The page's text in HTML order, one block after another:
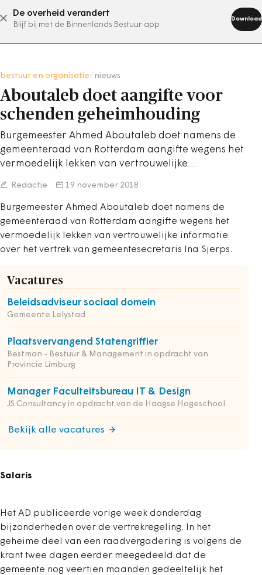
De overheid verandert
Blijf bij met de Binnenlands Bestuur app
Download
abonneer nu
bestuur en organisatie nieuws
Aboutaleb doet aangifte voor
schenden geheimhouding
Burgemeester Ahmed Aboutaleb doet namens de
gemeenteraad van Rotterdam aangifte wegens het
vermoedelijk lekken van vertrouwelijke…
Redactie 19 november 2018
Burgemeester Ahmed Aboutaleb doet namens de
gemeenteraad van Rotterdam aangifte wegens het
vermoedelijk lekken van vertrouwelijke informatie
over het vertrek van gemeentesecretaris Ina Sjerps.
Vacatures
Beleidsadviseur sociaal domein
Gemeente Lelystad
Plaatsvervangend Statengriffier
Bestman - Bestuur & Management in opdracht van
Provincie Limburg
Manager Faculteitsbureau IT & Design
JS Consultancy in opdracht van de Haagse Hogeschool
Bekijk alle vacatures
Salaris
Het AD publiceerde vorige week donderdag
bijzonderheden over de vertrekregeling. In het
geheime deel van een raadvergadering is volgens de
krant twee dagen eerder meegedeeld dat de
gemeente nog veertien maanden gedeeltelijk het